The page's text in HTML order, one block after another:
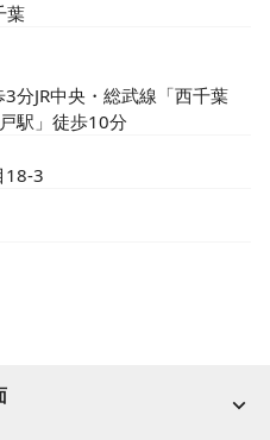
葉
分JR中央・総武線「西千葉
駅」徒歩10分
18-3